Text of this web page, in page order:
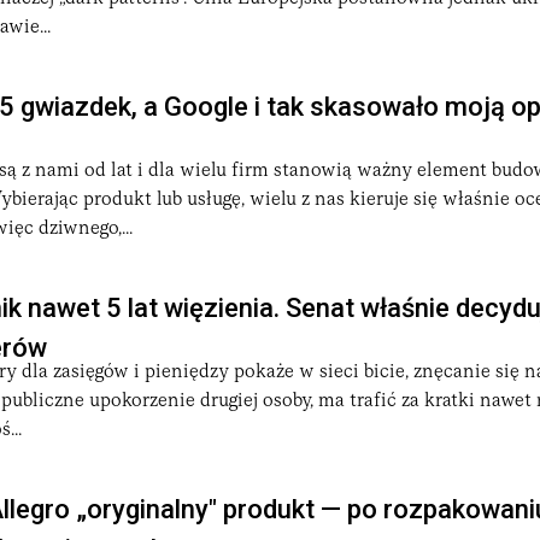
i znieważenie pozostają czynami zabronionymi także
w procesie cywilnym, żądając przeprosin i zapłaty.
wynikające z unijnych aktów o usługach i rynkach
jak Facebook czy Google
. Osobno wracamy do
czternaście dni na odstąpienie bez podania
na zamówienie. Regulaminy serwisów bywają
odnawiane automatycznie, praktykę utrudniania rezygnacji
ecommerce
schematy wyłudzeń, od fałszywych bramek płatniczych
transakcję, w której ciężar wykazania
gwiazdek, a Google i tak skasowało moją
z nami od lat i dla wielu firm stanowią ważny element
produkt lub usługę, wielu z nas kieruje się właśnie
dziwnego,...
nawet 5 lat więzienia. Senat właśnie
dla zasięgów i pieniędzy pokaże w sieci bicie, znęcanie się
upokorzenie drugiej osoby, ma trafić za kratki
„oryginalny" produkt — po